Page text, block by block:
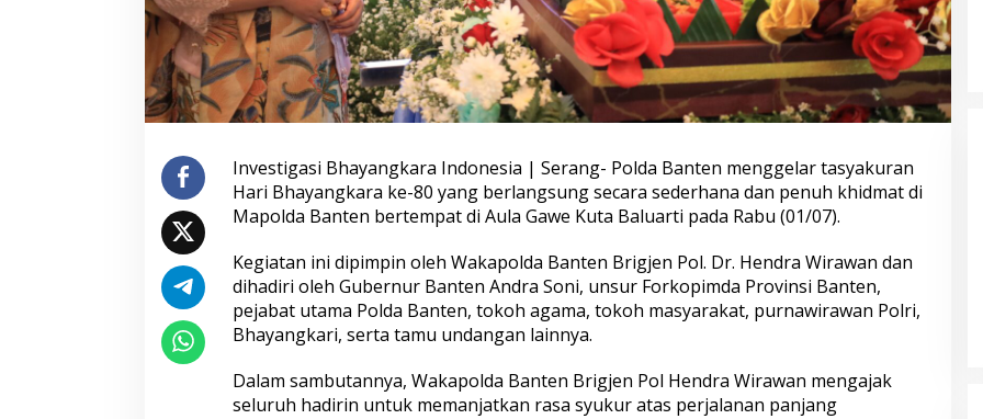
Investigasi Bhayangkara Indonesia | Serang- Polda Banten menggelar tasyakuran
Hari Bhayangkara ke-80 yang berlangsung secara sederhana dan penuh khidmat di
Mapolda Banten bertempat di Aula Gawe Kuta Baluarti pada Rabu (01/07).
Kegiatan ini dipimpin oleh Wakapolda Banten Brigjen Pol. Dr. Hendra Wirawan dan
dihadiri oleh Gubernur Banten Andra Soni, unsur Forkopimda Provinsi Banten,
pejabat utama Polda Banten, tokoh agama, tokoh masyarakat, purnawirawan Polri,
Bhayangkari, serta tamu undangan lainnya.
Dalam sambutannya, Wakapolda Banten Brigjen Pol Hendra Wirawan mengajak
seluruh hadirin untuk memanjatkan rasa syukur atas perjalanan panjang
Mengenal Brigjen Pol. Drs. Ahmad
Musthofa Kamal, S.H., Perwira
Rekam Jejak Pengabdian dari
Aceh hingga Mabes Polri
Polri Gandeng UPH dan Komdigi
Edukasi Mahasiswa Cegah Judi
to Campus
Satgas Haji dan Umrah Polri
Tetapkan 32 Tersangka, Kerugian
Wakapolri: Bergabungnya Irjen
Pol. Susilo Teguh Raharjo ke UBISA
Polda Metro Jaya Kembalikan 67
Kendaraan kepada Pemilik yang
Buron Kasus Peredaran Ekstasi,
Haradongan Simanjuntak Berhasil